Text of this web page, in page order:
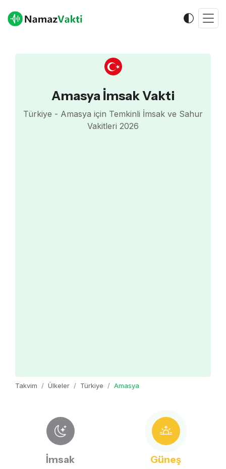
Amasya İmsak Vakti
Türkiye - Amasya için Temkinli İmsak ve Sahur
Vakitleri 2026
Takvim Ülkeler Türkiye Amasya
İmsak Güneş